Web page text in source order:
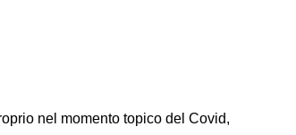
nel momento topico del Covid,